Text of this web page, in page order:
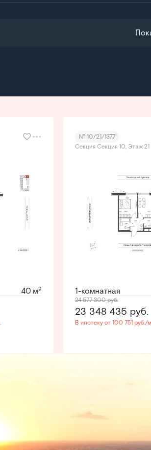
40 м2
№ 10/21/1377
Секция Секция 10, Этаж 21
1-комнатная
24 577 300руб.
23 348 435 руб.
В ипотеку от 100 751 руб./